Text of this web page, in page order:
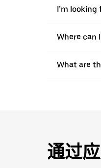
I’m
Where can
What are
通过